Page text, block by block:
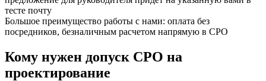
тесте почту
Большое преимущество работы с нами: оплата без
посредников, безналичным расчетом напрямую в СРО
Кому нужен допуск СРО на
проектирование